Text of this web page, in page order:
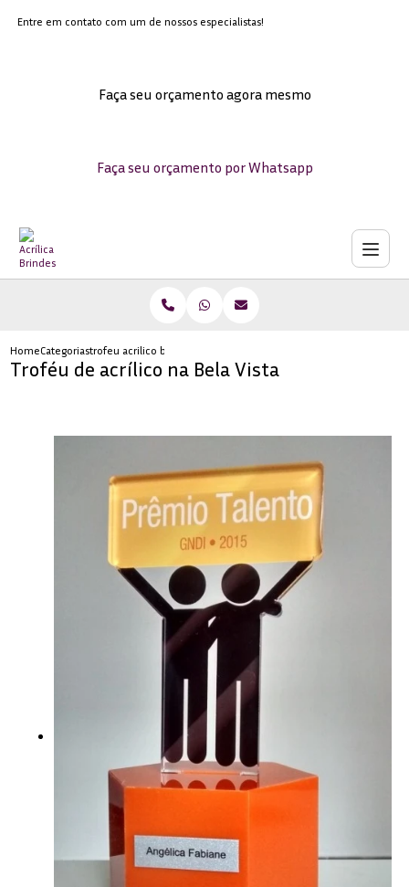
Entre em contato com um de nossos especialistas!
Faça seu orçamento agora mesmo
Faça seu orçamento por Whatsapp
HomeCategoriastrofeu acrilico bela vista
Troféu de acrílico na Bela Vista